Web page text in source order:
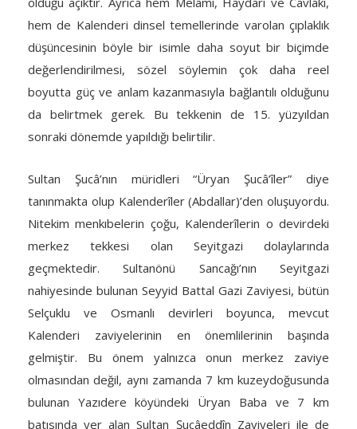
hem de Kalenderi dinsel temellerinde varolan çıplaklık
düşüncesinin böyle bir isimle daha soyut bir biçimde
değerlendirilmesi, sözel söylemin çok daha reel
boyutta güç ve anlam kazanmasıyla bağlantılı olduğunu
da belirtmek gerek. Bu tekkenin de 15. yüzyıldan
sonraki dönemde yapıldığı belirtilir.
Sultan Şucâ’nın müridleri “Üryan Şucâ’îler” diye
tanınmakta olup Kalenderîler (Abdallar)’den oluşuyordu.
Nitekim menkıbelerin çoğu, Kalenderîlerin o devirdeki
merkez tekkesi olan Seyitgazi dolaylarında
geçmektedir. Sultanönü Sancağı’nın Seyitgazi
nahiyesinde bulunan Seyyid Battal Gazi Zaviyesi, bütün
Selçuklu ve Osmanlı devirleri boyunca, mevcut
Kalenderi zaviyelerinin en önemlilerinin başında
gelmiştir. Bu önem yalnızca onun merkez zaviye
olmasından değil, aynı zamanda 7 km kuzeydoğusunda
bulunan Yazıdere köyündeki Üryan Baba ve 7 km
batısında yer alan Sultan Şucâeddîn Zaviyeleri ile de